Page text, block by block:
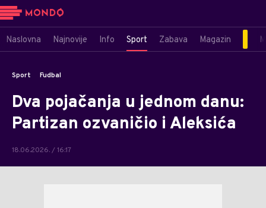
Naslovna Najnovije Info Sport Zabava Magazin
Sport Fudbal
Dva pojačanja u jednom danu:
Partizan ozvaničio i Aleksića
18.06.2026. / 16:17